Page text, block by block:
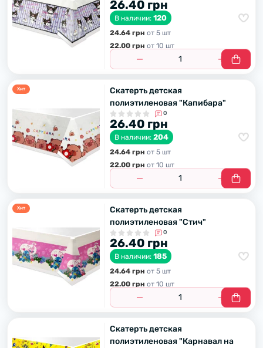
26.40 грн
В наличии: 120
24.64 грн от 5 шт
22.00 грн от 10 шт
Хит
Скатерть детская
полиэтиленовая "Капибара"
0
26.40 грн
В наличии: 204
24.64 грн от 5 шт
22.00 грн от 10 шт
Хит
Скатерть детская
полиэтиленовая "Стич"
0
26.40 грн
В наличии: 185
24.64 грн от 5 шт
22.00 грн от 10 шт
Скатерть детская
полиэтиленовая "Карнавал на